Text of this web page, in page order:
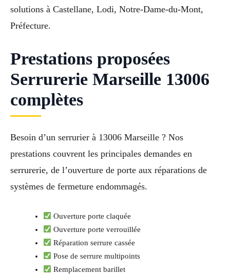
solutions à Castellane, Lodi, Notre-Dame-du-Mont,
Préfecture.
Prestations proposées
Serrurerie Marseille 13006
complètes
Besoin d’un serrurier à 13006 Marseille ? Nos
prestations couvrent les principales demandes en
serrurerie, de l’ouverture de porte aux réparations de
systèmes de fermeture endommagés.
Ouverture porte claquée
Ouverture porte verrouillée
Réparation serrure cassée
Pose de serrure multipoints
Remplacement barillet